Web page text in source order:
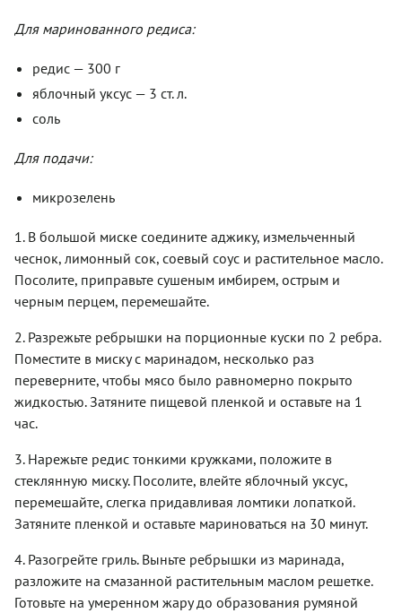
Для маринованного редиса:
редис — 300 г
яблочный уксус — 3 ст. л.
соль
Для подачи:
микрозелень
1. В большой миске соедините аджику, измельченный
чеснок, лимонный сок, соевый соус и растительное масло.
Посолите, приправьте сушеным имбирем, острым и
черным перцем, перемешайте.
2. Разрежьте ребрышки на порционные куски по 2 ребра.
Поместите в миску с маринадом, несколько раз
переверните, чтобы мясо было равномерно покрыто
жидкостью. Затяните пищевой пленкой и оставьте на 1
час.
3. Нарежьте редис тонкими кружками, положите в
стеклянную миску. Посолите, влейте яблочный уксус,
перемешайте, слегка придавливая ломтики лопаткой.
Затяните пленкой и оставьте мариноваться на 30 минут.
4. Разогрейте гриль. Выньте ребрышки из маринада,
разложите на смазанной растительным маслом решетке.
Готовьте на умеренном жару до образования румяной